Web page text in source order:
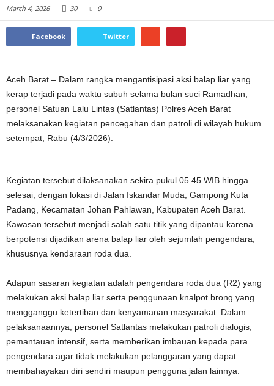
March 4, 2026 30 0
Facebook Twitter
Aceh Barat – Dalam rangka mengantisipasi aksi balap liar yang
kerap terjadi pada waktu subuh selama bulan suci Ramadhan,
personel Satuan Lalu Lintas (Satlantas) Polres Aceh Barat
melaksanakan kegiatan pencegahan dan patroli di wilayah hukum
setempat, Rabu (4/3/2026).
Kegiatan tersebut dilaksanakan sekira pukul 05.45 WIB hingga
selesai, dengan lokasi di Jalan Iskandar Muda, Gampong Kuta
Padang, Kecamatan Johan Pahlawan, Kabupaten Aceh Barat.
Kawasan tersebut menjadi salah satu titik yang dipantau karena
berpotensi dijadikan arena balap liar oleh sejumlah pengendara,
khususnya kendaraan roda dua.
Adapun sasaran kegiatan adalah pengendara roda dua (R2) yang
melakukan aksi balap liar serta penggunaan knalpot brong yang
mengganggu ketertiban dan kenyamanan masyarakat. Dalam
pelaksanaannya, personel Satlantas melakukan patroli dialogis,
pemantauan intensif, serta memberikan imbauan kepada para
pengendara agar tidak melakukan pelanggaran yang dapat
membahayakan diri sendiri maupun pengguna jalan lainnya.